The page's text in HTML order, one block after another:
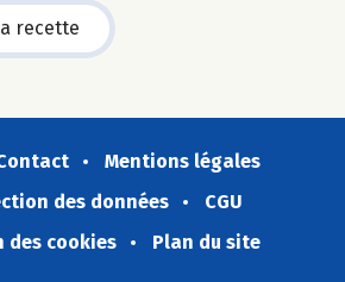
recette
Mentions légales
des données
CGU
des cookies
Plan du site